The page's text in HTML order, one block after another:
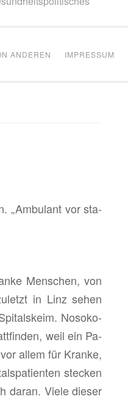
ANDEREN IMPRESSUM
„Am­bu­lant vor sta­
Men­schen, von
in Linz sehen
No­so­ko­
weil ein Pa­
allem für Kran­ke,
ste­cken
daran. Viele die­ser